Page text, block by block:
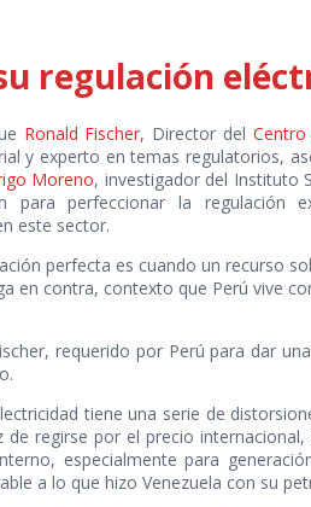
regulación
Ronald Fischer, Director del
y experto en temas regulatorios,
Moreno, investigador del Instituto
para perfeccionar la regulación
este sector.
perfecta es cuando un recurso
en contra, contexto que Perú vive
requerido por Perú para dar
tiene una serie de
de regirse por el precio
especialmente para
a lo que hizo Venezuela con su